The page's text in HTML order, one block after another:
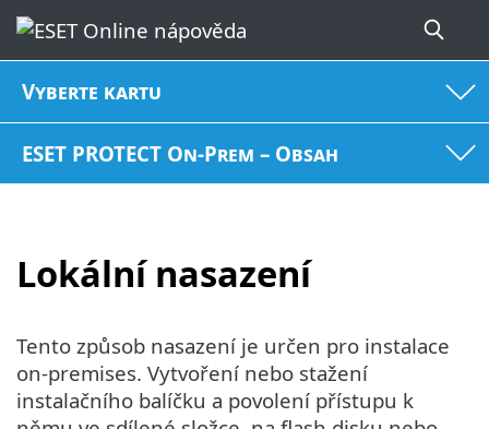
Vyberte kartu
ESET PROTECT On-Prem – Obsah
Lokální nasazení
Tento způsob nasazení je určen pro instalace
on-premises. Vytvoření nebo stažení
instalačního balíčku a povolení přístupu k